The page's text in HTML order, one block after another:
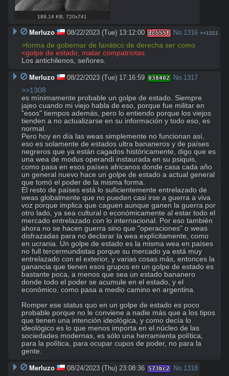
189.14 KB ,720x741
Merluzo 08/22/2023 (Tue) 13:12:00 dc555f No. 1316 >>1321
>forma de gobernar de fanático de derecha ser como
<golpe de estado, matar compatriotas
Los antichilenos, señores.
Merluzo 08/22/2023 (Tue) 17:16:59 038402 No. 1317
>>1308
es mínimamente probable un golpe de estado. Siempre
jajeo cuando mi viejo habla de eso, porque fue militar en
"esos" tiempos además, pero lo entiendo porque los viejos
tienden a no actualizarse en su información y todo eso, es
normal.
Pero hoy en día las weas simplemente no funcionan así,
eso es solamente de estados ultra bananeros y de países
negreros que ya están cagados históricamente, digo que es
una wea de modus operandi instaurada en su psiquis,
como pasa en esos países africanos donde casa cada año
un general nuevo hace un golpe de estado a actual general
que tomó el poder de la misma forma.
El resto de países está lo suficientemente entrelazado de
weas globalmente que no pueden casi irse a guerra a viva
voz porque implica que caguen aunque ganen la guerra por
otro lado, ya sea cultural o económicamente al estar todo el
mercado entrelazado con lo internacional. Por eso también
ahora no se hacen guerra sino que "operaciones" o weas
disfrazadas para no declarar la wea explícitamente, como
en ucrania. Un golpe de estado es la misma wea en países
no full tercermundistas porque su mercado ya está muy
entrelazado con el exterior, y varias cosas más, entonces la
ganancia que tienen esos grupos en un golpe de estado es
bastante poca, a menos que sea un estado bananero
donde todo el poder se acumule en el estado, y el
económico, como pasa a medio camino en argentina.
Romper ese status quo en un golpe de estado es poco
probable porque no le conviene a nadie más que a los tipos
que tienen una intención ideológica, y como decía lo
ideológico es lo que menos importa en el núcleo de las
sociedades modernas, es sólo una herramienta política,
para la política, para ocupar cupos de poder, no para la
gente.
Merluzo 08/24/2023 (Thu) 23:08:36 573bc2 No. 1318